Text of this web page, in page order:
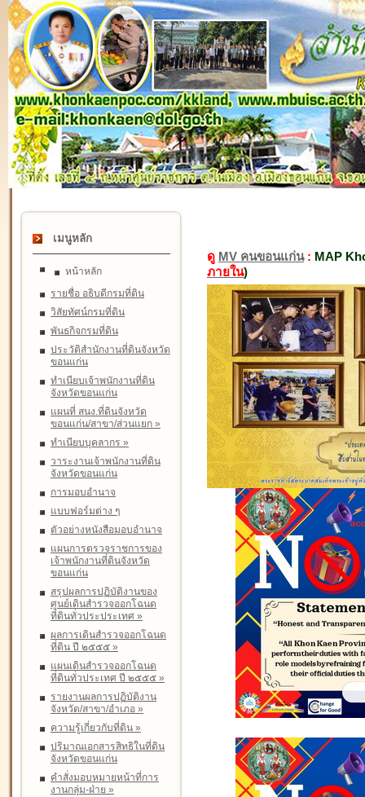
เมนูหลัก
หน้าหลัก
รายชื่อ อธิบดีกรมที่ดิน
วิสัยทัศน์กรมที่ดิน
พันธกิจกรมที่ดิน
ประวัติสำนักงานที่ดินจังหวัด
ขอนแก่น
ทำเนียบเจ้าพนักงานที่ดิน
จังหวัดขอนแก่น
แผนที่ สนง.ที่ดินจังหวัด
ขอนแก่น/สาขา/ส่วนแยก »
ทำเนียบบุคลากร »
วาระงานเจ้าพนักงานที่ดิน
จังหวัดขอนแก่น
การมอบอำนาจ
แบบฟอร์มต่าง ๆ
ตัวอย่างหนังสือมอบอำนาจ
แผนการตรวจราชการของ
เจ้าพนักงานที่ดินจังหวัด
ขอนแก่น
สรุปผลการปฏิบัติงานของ
ศูนย์เดินสำรวจออกโฉนด
ที่ดินทั่วประประเทศ »
ผลการเดินสำรวจออกโฉนด
ที่ดิน ปี ๒๕๕๕ »
แผนเดินสำรวจออกโฉนด
ที่ดินทั่วประเทศ ปี ๒๕๕๕ »
รายงานผลการปฏิบัติงาน
จังหวัด/สาขา/อำเภอ »
ความรู้เกี่ยวกับที่ดิน »
ปริมาณเอกสารสิทธิในที่ดิน
จังหวัดขอนแก่น
คำสั่งมอบหมายหน้าที่การ
งานกลุ่ม-ฝ่าย »
ดู MV คนขอนแก่น: MAP
ภายใน)